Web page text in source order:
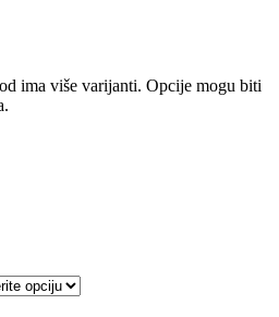
ima više varijanti. Opcije mogu biti